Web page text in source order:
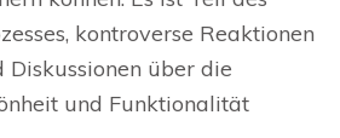
kontroverse Reaktionen
über die
und Funktionalität